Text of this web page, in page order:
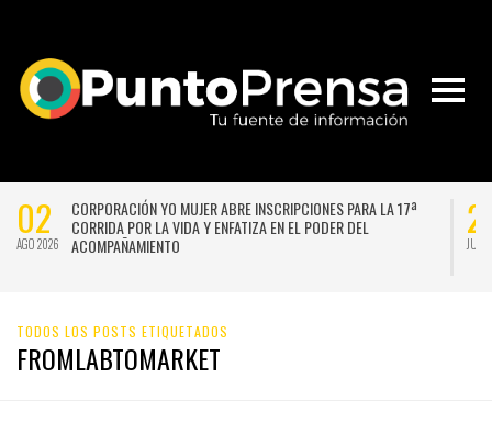
02
AGO 2026
CORPORACIÓN YO MUJER ABRE INSCRIPCIONES PARA LA 17ª
CORRIDA POR LA VIDA Y ENFATIZA EN EL PODER DEL
ACOMPAÑAMIENTO
JUL
TODOS LOS POSTS ETIQUETADOS
FROMLABTOMARKET